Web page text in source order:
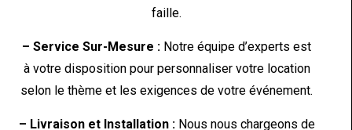
faille.
– Service Sur-Mesure : Notre équipe d’experts est
à votre disposition pour personnaliser votre location
selon le thème et les exigences de votre événement.
– Livraison et Installation :Nous nous chargeons de